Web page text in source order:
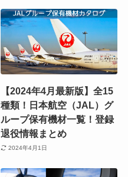
【2024年4月最新版】全15
種類！日本航空（JAL）グ
ループ保有機材一覧！登録
退役情報まとめ
2024年4月1日